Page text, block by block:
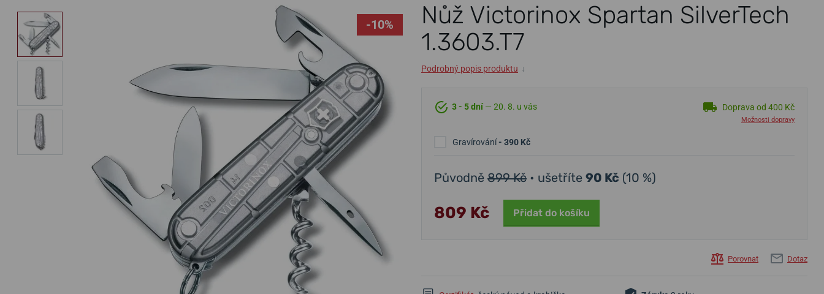
Nůž Victorinox Spartan SilverTech
1.3603.T7
-10%
Podrobný popis produktu ↓
3 - 5 dní — 20. 8. u vás Doprava od 400 Kč
Možnosti dopravy
Gravírování- 390 Kč
Původně 899 Kč • ušetříte 90 Kč (10 %)
809 Kč Přidat do košíku
Porovnat Dotaz